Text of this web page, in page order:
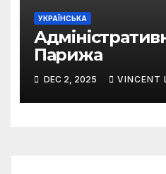
УКРАЇНСЬКА
Парижа
DEC 2, 2025 VINCENT